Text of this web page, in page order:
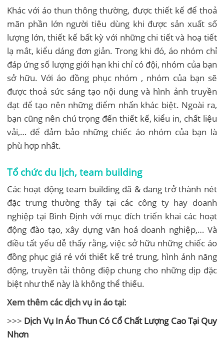
Khác với áo thun thông thường, được thiết kế để thoả
mãn phần lớn người tiêu dùng khi được sản xuất số
lượng lớn, thiết kế bất kỳ với những chi tiết và hoạ tiết
lạ mắt, kiểu dáng đơn giản. Trong khi đó, áo nhóm chỉ
đáp ứng số lượng giới hạn khi chỉ có đội, nhóm của bạn
sở hữu. Với áo đồng phục nhóm , nhóm của bạn sẽ
được thoả sức sáng tạo nội dung và hình ảnh truyền
đạt để tạo nên những điểm nhấn khác biệt. Ngoài ra,
bạn cũng nên chú trọng đến thiết kế, kiểu in, chất liệu
vải,… để đảm bảo những chiếc áo nhóm của bạn là
phù hợp nhất.
Tổ chức du lịch, team building
Các hoạt động team building đã & đang trở thành nét
đặc trưng thường thấy tại các công ty hay doanh
nghiệp tại Bình Định với mục đích triển khai các hoạt
động đào tạo, xây dựng văn hoá doanh nghiệp,… Và
điều tất yếu dễ thấy rằng, việc sở hữu những chiếc áo
đồng phục giá rẻ với thiết kế trẻ trung, hình ảnh năng
động, truyền tải thông điệp chung cho những dịp đặc
biệt như thế này là không thể thiếu.
Xem thêm các dịch vụ in áo tại:
>>> Dịch Vụ In Áo Thun Có Cổ Chất Lượng Cao Tại Quy
Nhơn